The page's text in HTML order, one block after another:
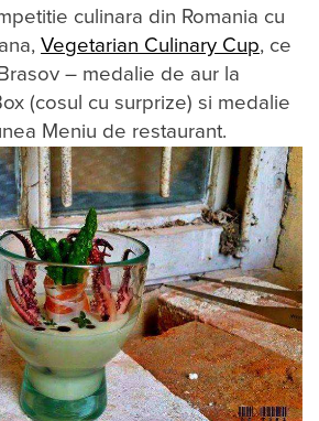
culinara din Romania cu
Vegetarian Culinary Cup, ce
– medalie de aur la
(cosul cu surprize) si medalie
Meniu de restaurant.